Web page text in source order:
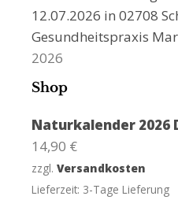
12.07.2026 in 02708
Gesundheitspraxis
2026
Shop
Naturkalender 2026
14,90 €
zzgl. Versandkosten
Lieferzeit: 3-Tage Lieferung